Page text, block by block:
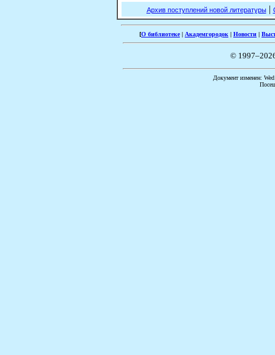
Архив поступлений новой литературы|
[О библиотеке| Академгородок | Новости |
©
Документ изменен: